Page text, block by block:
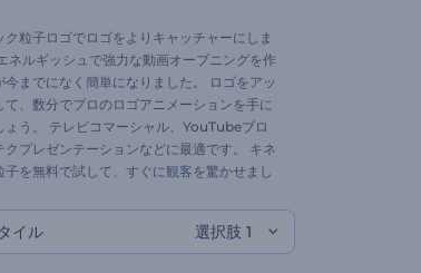
ク粒子ロゴでロゴをよりキャッチャーにしま
ネルギッシュで強力な動画オープニングを作
今までになく簡単になりました。 ロゴをアッ
て、数分でプロのロゴアニメーションを手に
ょう。 テレビコマーシャル、YouTubeブロ
クプレゼンテーションなどに最適です。 キネ
子を無料で試して、すぐに観客を驚かせまし
イル 選択肢 1